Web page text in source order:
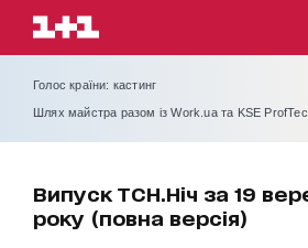
Голос країни: кастинг
Шлях майстра разом із Work.ua та KSE
Випуск ТСН.Ніч за 19
року (повна версія)